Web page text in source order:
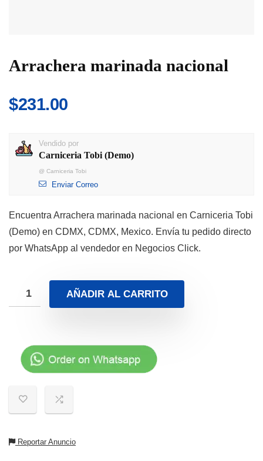
Arrachera marinada nacional
$231.00
Vendido por
Carniceria Tobi (Demo)
@ Carniceria Tobi
Enviar Correo
Encuentra Arrachera marinada nacional en Carniceria Tobi
(Demo) en CDMX, CDMX, Mexico. Envía tu pedido directo
por WhatsApp al vendedor en Negocios Click.
AÑADIR AL CARRITO
Reportar Anuncio